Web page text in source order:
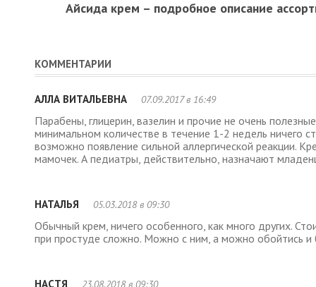
Айсида крем – подробное описание
КОММЕНТАРИИ
АЛЛА ВИТАЛЬЕВНА 07.09.2017 в 16:49
Парабены, глицерин, вазелин и прочие не очень
минимальном количестве в течение 1-2 недель ничего
возможно появление сильной аллергической реакции.
мамочек. А педиатры, действительно, назначают
НАТАЛЬЯ 05.03.2018 в 09:30
Обычный крем, ничего особенного, как много других.
при простуде сложно. Можно с ним, а можно обойтись и
НАСТЯ 23.08.2018 в 09:30